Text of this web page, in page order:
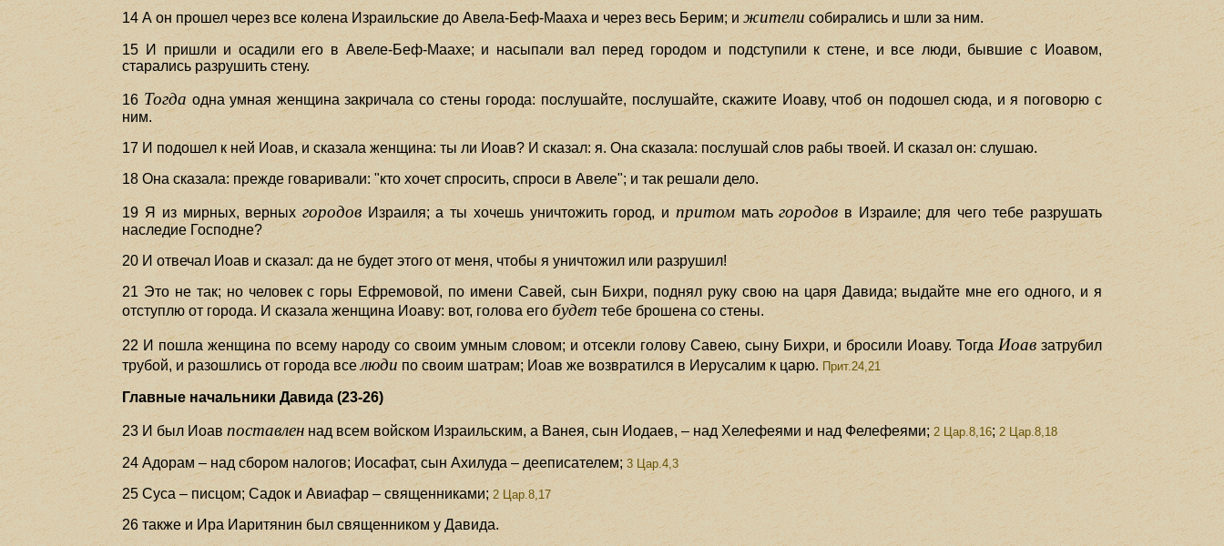
14 А он прошел через все колена Израильские до Авела-Беф-Мааха и через весь Берим; ижители собирались и шли за ним.
15 И пришли и осадили его в Авеле-Беф-Маахе; и насыпали вал перед городом и подступили к стене, и все люди, бывшие с Иоавом,
старались разрушить стену.
16Тогда одна умная женщина закричала со стены города: послушайте, послушайте, скажите Иоаву, чтоб он подошел сюда, и я поговорю с
ним.
17 И подошел к ней Иоав, и сказала женщина: ты ли Иоав? И сказал: я. Она сказала: послушай слов рабы твоей. И сказал он: слушаю.
18 Она сказала: прежде говаривали: "кто хочет спросить, спроси в Авеле"; и так решали дело.
19 Я из мирных, верныхгородов Израиля; а ты хочешь уничтожить город, ипритомматьгородовв Израиле; для чего тебе разрушать
наследие Господне?
20 И отвечал Иоав и сказал: да не будет этого от меня, чтобы я уничтожил или разрушил!
21 Это не так; но человек с горы Ефремовой, по имени Савей, сын Бихри, поднял руку свою на царя Давида; выдайте мне его одного, и я
отступлю от города. И сказала женщина Иоаву: вот, голова егобудет тебе брошена со стены.
22 И пошла женщина по всему народу со своим умным словом; и отсекли голову Савею, сыну Бихри, и бросили Иоаву. Тогда Иоавзатрубил
трубой, и разошлись от города вселюдипо своим шатрам; Иоав же возвратился в Иерусалим к царю. Прит.24,21
Главные начальники Давида (23-26)
23 И был Иоавпоставлен над всем войском Израильским, а Ванея, сын Иодаев, – над Хелефеями и над Фелефеями; 2 Цар.8,16; 2 Цар.8,18
24 Адорам – над сбором налогов; Иосафат, сын Ахилуда – дееписателем;3 Цар.4,3
25 Суса – писцом; Садок и Авиафар – священниками; 2 Цар.8,17
26 также и Ира Иаритянин был священником у Давида.